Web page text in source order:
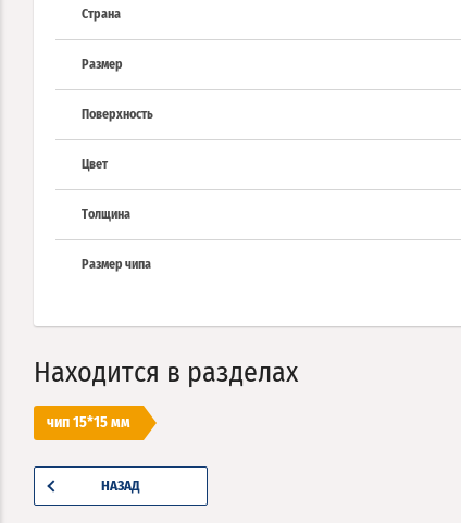
Страна
Размер
Поверхность
Цвет
Толщина
Размер чипа
Находится в разделах
чип 15*15 мм
НАЗАД